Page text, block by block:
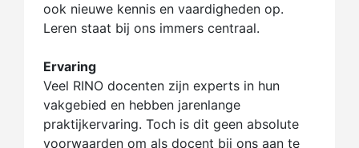
ook nieuwe kennis en vaardigheden op.
Leren staat bij ons immers centraal.
Ervaring
Veel RINO docenten zijn experts in hun
vakgebied en hebben jarenlange
praktijkervaring. Toch is dit geen absolute
voorwaarden om als docent bij ons aan te